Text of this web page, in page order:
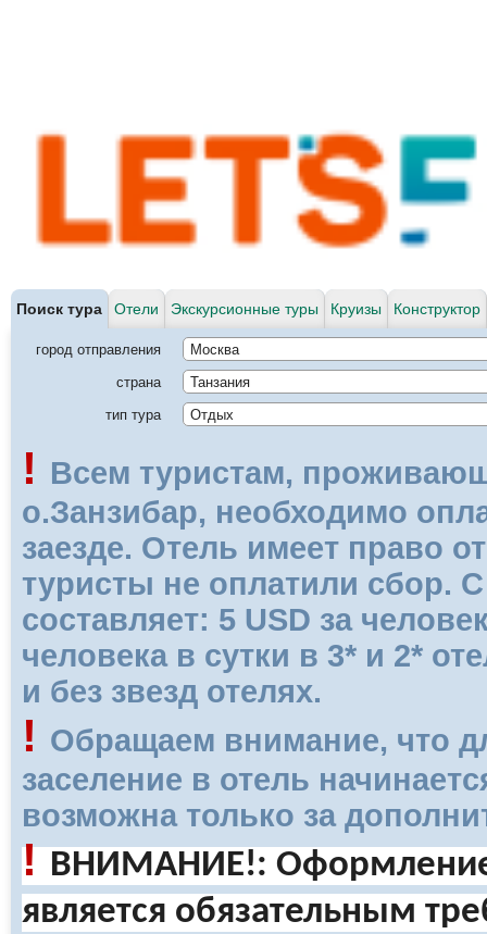
Поиск тура Отели Экскурсионные туры Круизы Конструктор
город отправления
Москва
страна
Танзания
тип тура
Отдых
! Всем туристам,
о.Занзибар, необходимо
заезде. Отель имеет право
туристы не оплатили сбор.
составляет: 5 USD за
человека в сутки в 3* и 2*
и без звезд отелях.
! Обращаем внимание, что
заселение в отель
возможна только за
!ВНИМАНИЕ!: Оформление
является обязательным